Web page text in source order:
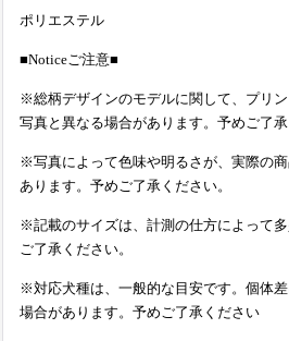
ポリエステル
■Noticeご注意■
※総柄デザインのモデルに関して、プリ
写真と異なる場合があります。予めご了承
※写真によって色味や明るさが、実際の
あります。予めご了承ください。
※記載のサイズは、計測の仕方によって
ご了承ください。
※対応犬種は、一般的な目安です。個体
場合があります。予めご了承ください